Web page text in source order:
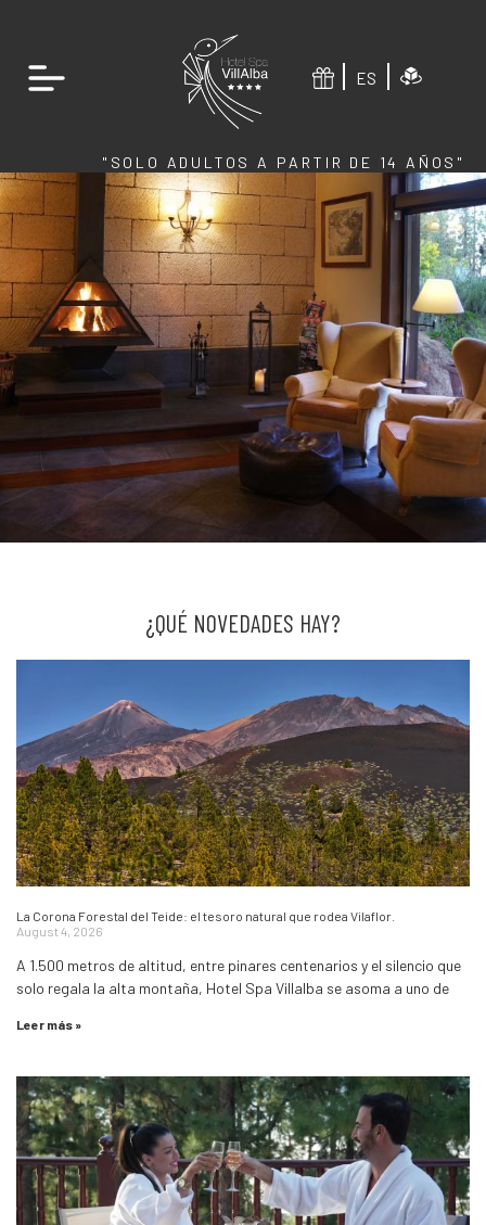
ES
"SOLO ADULTOS A PARTIR DE 14 AÑOS"
¿QUÉ NOVEDADES HAY?
La Corona Forestal del Teide: el tesoro natural que rodea Vilaflor.
August 4, 2026
A 1.500 metros de altitud, entre pinares centenarios y el silencio que
solo regala la alta montaña, Hotel Spa Villalba se asoma a uno de
Leer más »